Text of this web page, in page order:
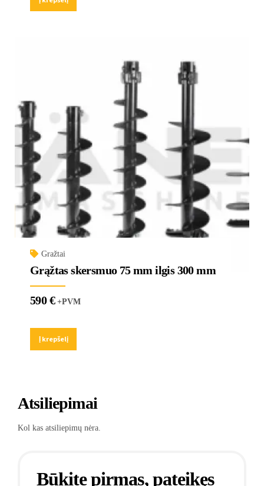
Gražtai
Grąžtas skersmuo 75 mm ilgis 300 mm
590€+PVM
Į krepšelį
Atsiliepimai
Kol kas atsiliepimų nėra.
Būkite pirmas, pateikęs